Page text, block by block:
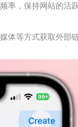
率，保持网站的活跃
体等方式获取外部链